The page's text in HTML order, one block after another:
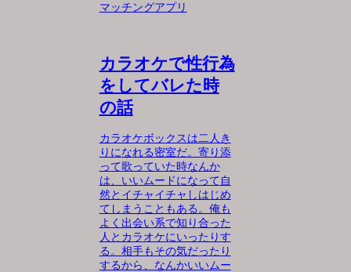
マッチングアプリ
カラオケで性行為
をしてバレた時
の話
カラオケボックスは二人き
りになれる密室だ。寄り添
って歌っていた時なんか
は、いいムードになって自
然とイチャイチャしはじめ
てしまうこともある。俺も
よく出会い系で知り合った
人とカラオケにいったりす
る。相手もその気だったり
するから、なんかいいムー